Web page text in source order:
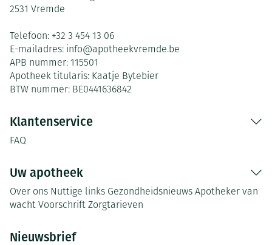
2531 Vremde
Telefoon: +32 3 454 13 06
E-mailadres: info@apotheekvremde.be
APB nummer: 115501
Apotheek titularis: Kaatje Bytebier
BTW nummer: BE0441636842
Klantenservice
FAQ
Uw apotheek
Over ons Nuttige links Gezondheidsnieuws Apotheker van
wacht Voorschrift Zorgtarieven
Nieuwsbrief